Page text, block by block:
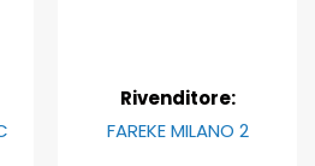
Rivenditore:
FAREKE MILANO 2